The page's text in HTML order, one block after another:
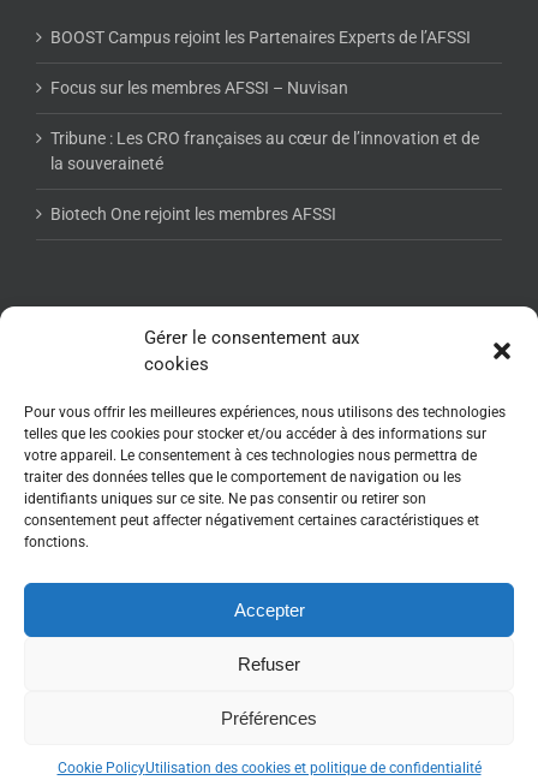
Gérer le consentement aux
cookies
Pour vous offrir les meilleures expériences, nous utilisons des technologies
telles que les cookies pour stocker et/ou accéder à des informations sur
votre appareil. Le consentement à ces technologies nous permettra de
traiter des données telles que le comportement de navigation ou les
identifiants uniques sur ce site. Ne pas consentir ou retirer son
consentement peut affecter négativement certaines caractéristiques et
fonctions.
Accepter
Refuser
Préférences
Cookie PolicyUtilisation des cookies et politique de confidentialité
BOOST Campus rejoint les Partenaires Experts de l’AFSSI
Focus sur les membres AFSSI – Nuvisan
Tribune : Les CRO françaises au cœur de l’innovation et de
la souveraineté
Biotech One rejoint les membres AFSSI
NEWSLETTER AFSSI
Essentiel MARKETING| Webdesign : WebRelief.fr